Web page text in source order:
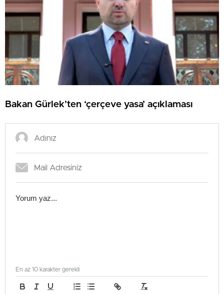
Bakan Gürlek’ten ‘çerçeve yasa’ açıklaması
En az 10 karakter gerekli